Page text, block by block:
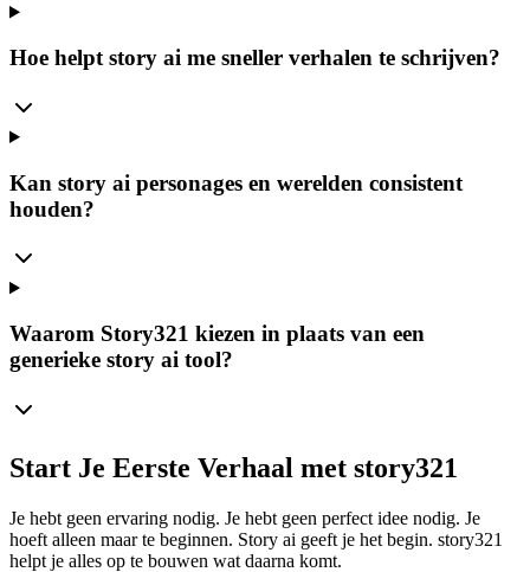
Hoe helpt story ai me sneller verhalen te schrijven?
Kan story ai personages en werelden consistent
houden?
Waarom Story321 kiezen in plaats van een
generieke story ai tool?
Start Je Eerste Verhaal met story321
Je hebt geen ervaring nodig. Je hebt geen perfect idee nodig. Je
hoeft alleen maar te beginnen. Story ai geeft je het begin. story321
helpt je alles op te bouwen wat daarna komt.